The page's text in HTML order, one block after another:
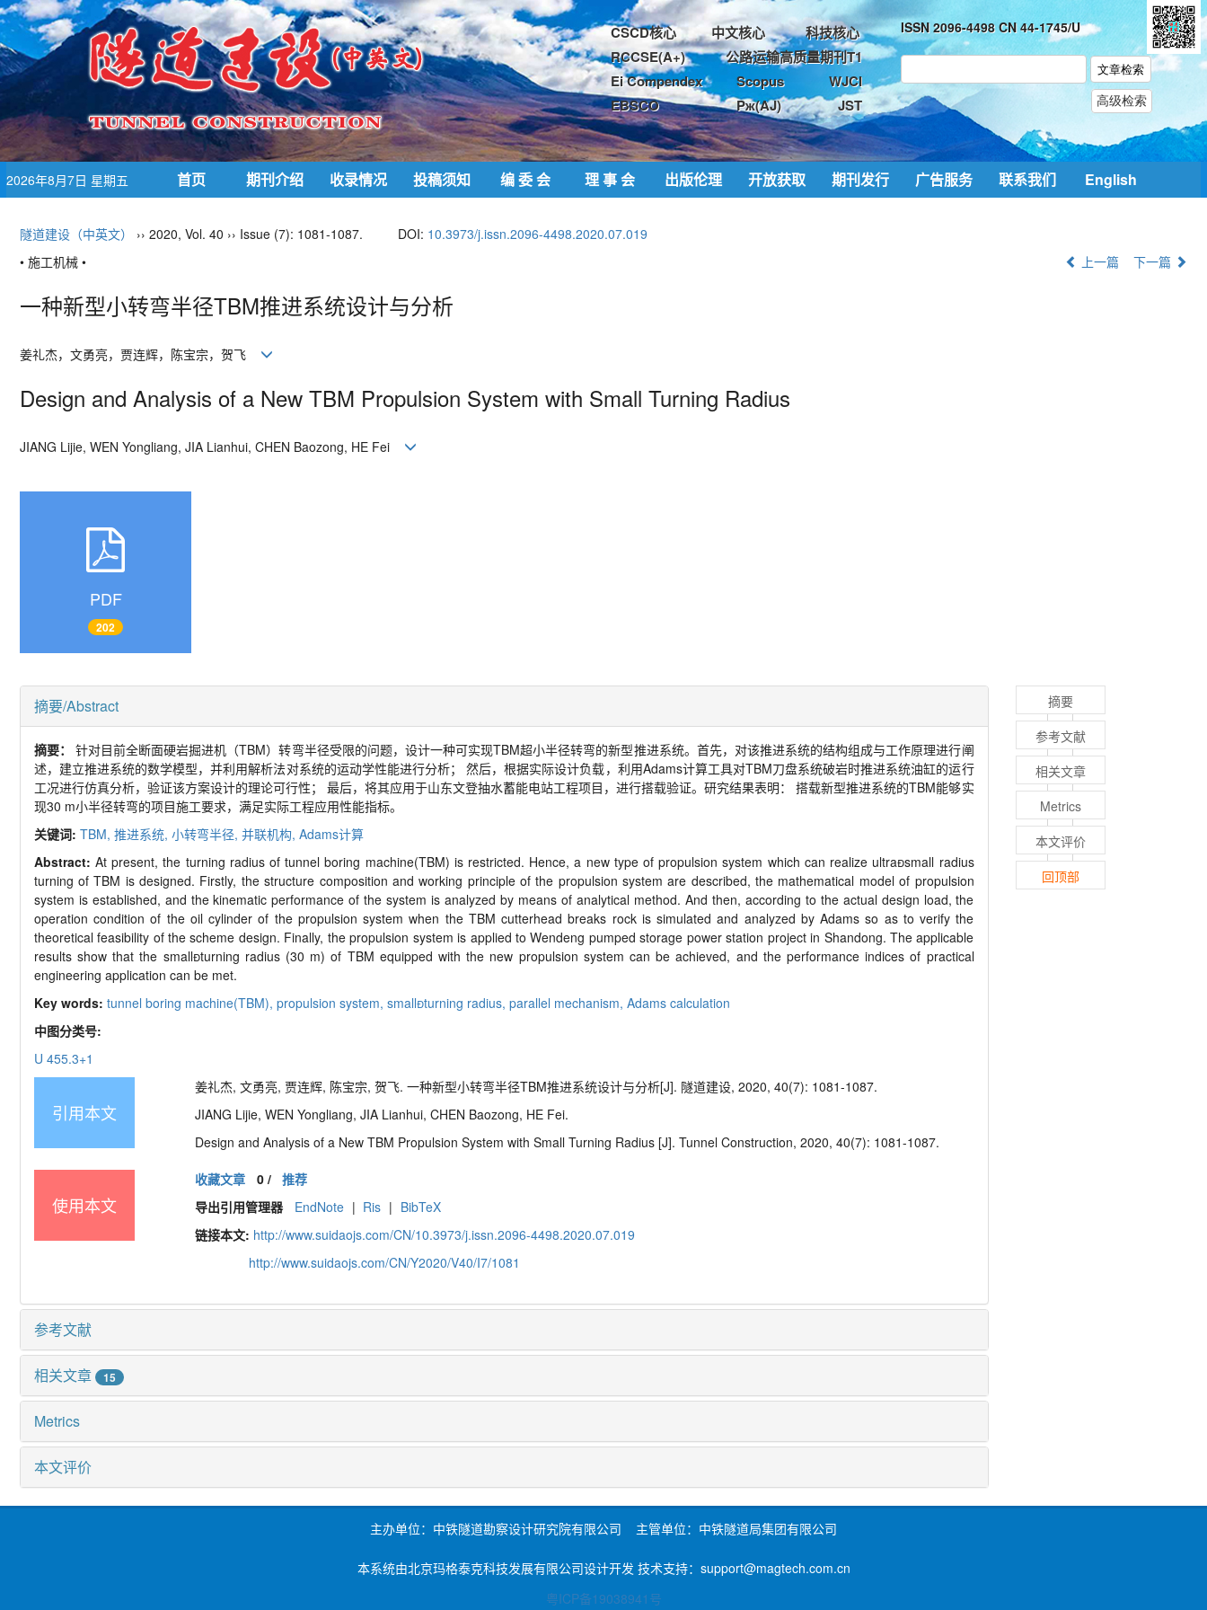
CSCD核心 中文核心
科技核心
RCCSE(A+)
公路运输高质量期刊T1
Ei Compendex
Scopus
WJCI
EBSCO
Pж(AJ) JST
ISSN 2096-4498 CN 44-1745/U
2026年8月7日 星期五 首页 期刊介绍 收录情况 投稿须知 编 委 会 理 事 会 出版伦理 开放获取 期刊发行 广告服务 联系我们 English
隧道建设（中英文） ›› 2020, Vol. 40 ›› Issue (7): 1081-1087. DOI: 10.3973/j.issn.2096-4498.2020.07.019
• 施工机械 •
上一篇 下一篇
一种新型小转弯半径TBM推进系统设计与分析
姜礼杰，文勇亮，贾连辉，陈宝宗，贺飞
Design and Analysis of a New TBM Propulsion System with Small Turning Radius
JIANG Lijie, WEN Yongliang, JIA Lianhui, CHEN Baozong, HE Fei
PDF
202
摘要/Abstract
摘要： 针对目前全断面硬岩掘进机（TBM）转弯半径受限的问题，设计一种可实现TBM超小半径转弯的新型推进系统。首先，对该推进系统的结构组成与工作原理进行阐
述，建立推进系统的数学模型，并利用解析法对系统的运动学性能进行分析； 然后，根据实际设计负载，利用Adams计算工具对TBM刀盘系统破岩时推进系统油缸的运行
工况进行仿真分析，验证该方案设计的理论可行性； 最后，将其应用于山东文登抽水蓄能电站工程项目，进行搭载验证。研究结果表明： 搭载新型推进系统的TBM能够实
现30 m小半径转弯的项目施工要求，满足实际工程应用性能指标。
关键词: TBM, 推进系统, 小转弯半径, 并联机构, Adams计算
Abstract: At present, the turning radius of tunnel boring machine(TBM) is restricted. Hence, a new type of propulsion system which can realize ultrasmall radius
turning of TBM is designed. Firstly, the structure composition and working principle of the propulsion system are described, the mathematical model of propulsion
system is established, and the kinematic performance of the system is analyzed by means of analytical method. And then, according to the actual design load, the
operation condition of the oil cylinder of the propulsion system when the TBM cutterhead breaks rock is simulated and analyzed by Adams so as to verify the
theoretical feasibility of the scheme design. Finally, the propulsion system is applied to Wendeng pumped storage power station project in Shandong. The applicable
results show that the smallturning radius (30 m) of TBM equipped with the new propulsion system can be achieved, and the performance indices of practical
engineering application can be met.
Key words: tunnel boring machine(TBM), propulsion system, smallturning radius, parallel mechanism, Adams calculation
中图分类号:
U 455.3+1
引用本文
姜礼杰, 文勇亮, 贾连辉, 陈宝宗, 贺飞. 一种新型小转弯半径TBM推进系统设计与分析[J]. 隧道建设, 2020, 40(7): 1081-1087.
JIANG Lijie, WEN Yongliang, JIA Lianhui, CHEN Baozong, HE Fei.
Design and Analysis of a New TBM PropulsionSystem with Small Turning Radius [J]. Tunnel Construction, 2020, 40(7): 1081-1087.
使用本文
收藏文章 0/ 推荐
导出引用管理器
EndNote | Ris | BibTeX
链接本文: http://www.suidaojs.com/CN/10.3973/j.issn.2096-4498.2020.07.019
http://www.suidaojs.com/CN/Y2020/V40/I7/1081
参考文献
相关文章 15
Metrics
本文评价
摘要
参考文献
相关文章
Metrics
本文评价
回顶部
主办单位：中铁隧道勘察设计研究院有限公司 主管单位：中铁隧道局集团有限公司
本系统由北京玛格泰克科技发展有限公司设计开发 技术支持：support@magtech.com.cn
粤ICP备19038941号